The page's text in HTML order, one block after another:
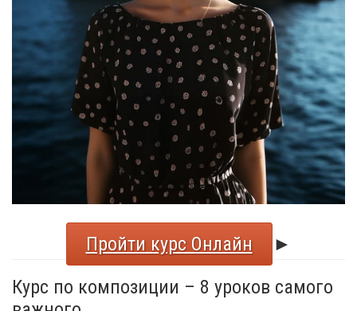
Пройти курс Онлайн
►
Курс по композиции – 8 уроков самого